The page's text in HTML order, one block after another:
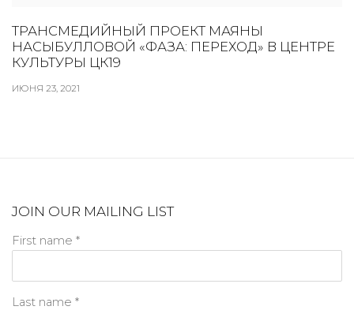
ТРАНСМЕДИЙНЫЙ ПРОЕКТ МАЯНЫ
НАСЫБУЛЛОВОЙ «ФАЗА: ПЕРЕХОД» В ЦЕНТРЕ
КУЛЬТУРЫ ЦК19
ИЮНЯ 23, 2021
JOIN OUR MAILING LIST
First name *
Last name *